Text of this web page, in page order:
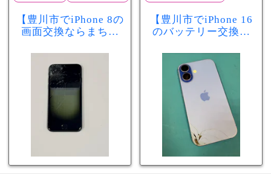
【豊川市でiPhone 8の
画面交換ならまちス
れ・液晶不良も当日
60分で修理可能！
【豊川市でiPhone 16
のバッテリー交換な
少し膨張したバッテ
リーも当日90分で安
心修理！